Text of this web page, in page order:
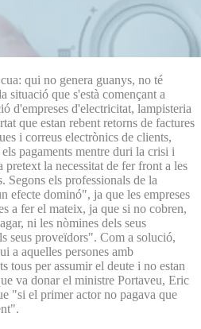
qui no genera guanys, no té
situació que s'està començant a
d'empreses d'electricitat, lampisteria
que estan rebent retorns de factures
i correus electrònics de clients,
pagaments mentre duri la crisi i
la necessitat de fer front a les
Segons els professionals de la
efecte dominó", ja que les empreses
a fer el mateix, ja que si no cobren,
ni les nòmines dels seus
seus proveïdors". Com a solució,
a aquelles persones amb
tous per assumir el deute i no estan
va donar el ministre Portaveu, Eric
"si el primer actor no pagava que